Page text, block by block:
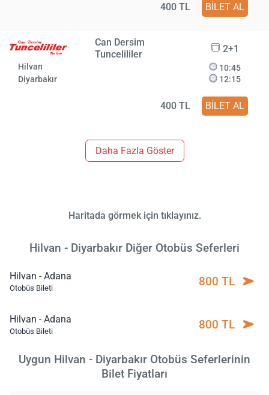
400 TL BİLET AL
Can Dersim
Tuncelililer
2+1
Hilvan
Diyarbakır
10:45
12:15
400 TL BİLET AL
Daha Fazla Göster
Haritada görmek için tıklayınız.
Hilvan - Diyarbakır Diğer Otobüs Seferleri
Hilvan - Adana
Otobüs Bileti 800 TL
Hilvan - Adana
Otobüs Bileti 800 TL
Uygun Hilvan - Diyarbakır Otobüs Seferlerinin
Bilet Fiyatları